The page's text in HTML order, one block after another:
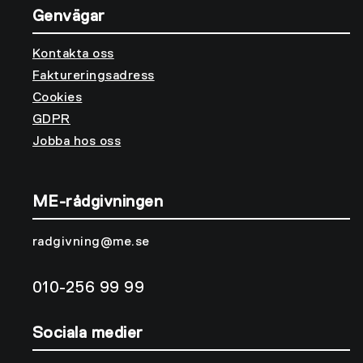
Genvägar
Kontakta oss
Faktureringsadress
Cookies
GDPR
Jobba hos oss
ME-rådgivningen
radgivning@me.se
010-256 99 99
Sociala medier